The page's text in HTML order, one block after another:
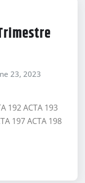
23, 2023
192 ACTA 193
197 ACTA 198